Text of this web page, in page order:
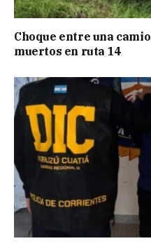
Choque entre una
muertos en ruta 14